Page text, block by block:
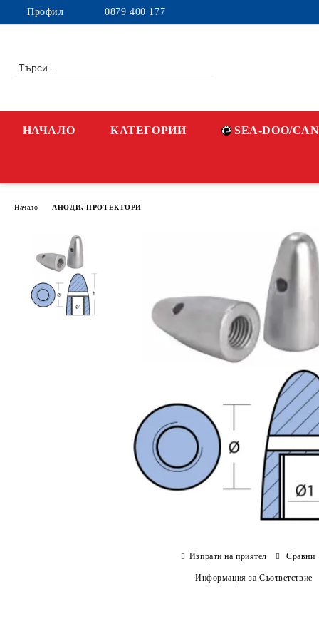
Профил 0879 400 177
НАЧАЛО КАТЕГОРИИ SEA-DOO/
Начало АНОДИ, ПРОТЕКТОРИ
Изпрати на приятел Сравни
Информация за Съответствие